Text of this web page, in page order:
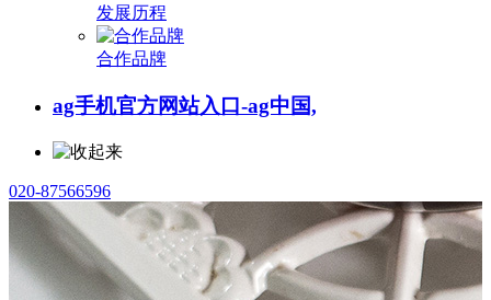
发展历程
合作品牌
ag手机官方网站入口-ag中国,
020-87566596